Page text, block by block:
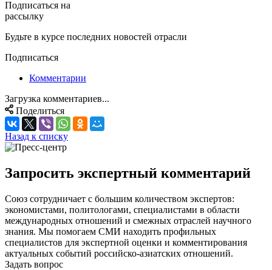
Подписаться на
рассылку
Будьте в курсе последних новостей отрасли
Подписаться
Комментарии
Загрузка комментариев...
Поделиться
Назад к списку
Запросить экспертный комментарий
Союз сотрудничает с большим количеством экспертов:
экономистами, политологами, специалистами в области
международных отношений и смежных отраслей научного
знания. Мы помогаем СМИ находить профильных
специалистов для экспертной оценки и комментирования
актуальных событий российско-азиатских отношений.
Задать вопрос